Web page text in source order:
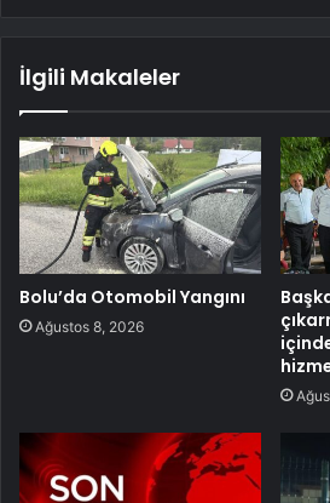
İlgili Makaleler
Bolu’da Otomobil Yangını
Ağustos 8, 2026